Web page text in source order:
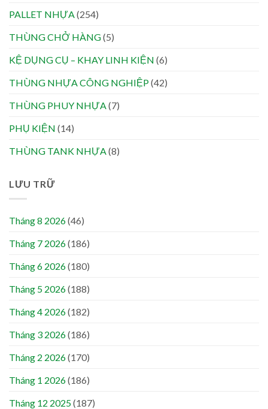
PALLET NHỰA(254)
THÙNG CHỞ HÀNG(5)
KỆ DỤNG CỤ – KHAY LINH KIỆN (6)
THÙNG NHỰA CÔNG NGHIỆP(42)
THÙNG PHUY NHỰA(7)
PHỤ KIỆN (14)
THÙNG TANK NHỰA(8)
LƯU TRỮ
Tháng 8 2026(46)
Tháng 7 2026(186)
Tháng 6 2026(180)
Tháng 5 2026(188)
Tháng 4 2026(182)
Tháng 3 2026(186)
Tháng 2 2026(170)
Tháng 1 2026(186)
Tháng 12 2025(187)